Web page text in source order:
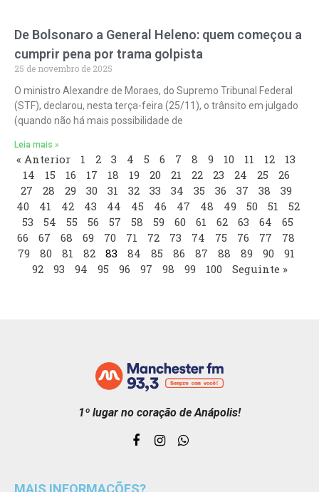
De Bolsonaro a General Heleno: quem começou a
cumprir pena por trama golpista
25 de novembro de 2025
O ministro Alexandre de Moraes, do Supremo Tribunal Federal
(STF), declarou, nesta terça-feira (25/11), o trânsito em julgado
(quando não há mais possibilidade de
Leia mais »
« Anterior 1 2 3 4 5 6 7 8 9 10 11 12
13
14
15 16 17 18 19 20 21 22 23 24 25
26
27
28 29 30 31 32 33 34 35 36 37 38
39
40
41 42 43 44 45 46 47 48 49 50 51
52
53
54 55 56 57 58 59 60 61 62 63 64
65
66
67 68 69 70 71 72 73 74 75 76 77
78
79
80 81 82 83 84 85 86 87 88 89 90
91
92
93 94 95 96 97 98 99 100 Seguinte »
1º lugar no coração de Anápolis!
MAIS INFORMAÇÕES?